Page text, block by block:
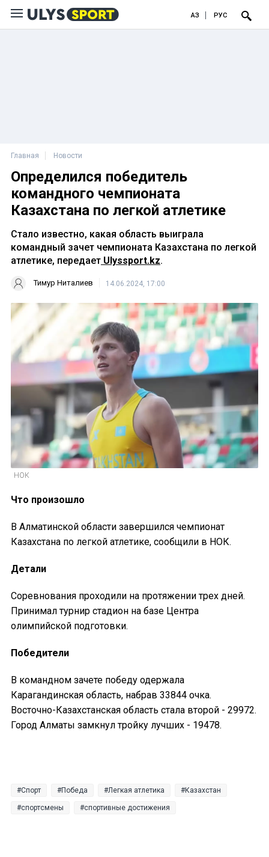
ҚАЗ РУС
Главная Новости
Определился победитель
командного чемпионата
Казахстана по легкой атлетике
Стало известно, какая область выиграла
командный зачет чемпионата Казахстана по легкой
атлетике, передает Ulyssport.kz.
Тимур Ниталиев 14.06.2024, 17:00
НОК
Что произошло
В Алматинской области завершился чемпионат
Казахстана по легкой атлетике, сообщили в НОК.
Детали
Соревнования проходили на протяжении трех дней.
Принимал турнир стадион на базе Центра
олимпийской подготовки.
Победители
В командном зачете победу одержала
Карагандинская область, набрав 33844 очка.
Восточно-Казахстанская область стала второй - 29972.
Город Алматы замкнул тройку лучших - 19478.
Спорт Победа Легкая атлетика Казахстан
спортсмены спортивные достижения